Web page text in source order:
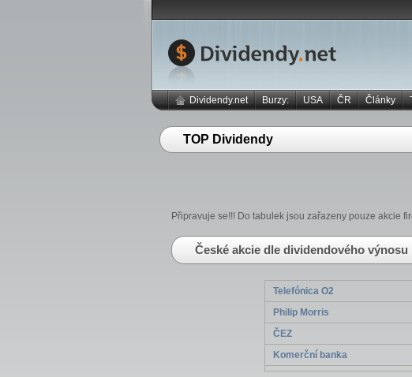
Dividendy.net Burzy: USA ČR Články
TOP Dividendy
Připravuje se!!! Do tabulek jsou zařazeny pouze akcie
České akcie dle dividendového výnosu
Telefónica O2
Philip Morris
ČEZ
Komerční banka